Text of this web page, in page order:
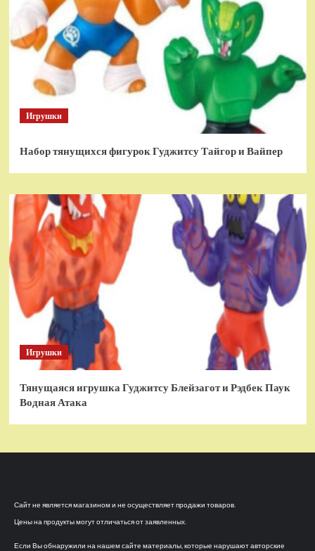
Игрушки
Набор тянущихся фигурок Гуджитсу Тайгор и Вайпер
Игрушки
Тянущаяся игрушка Гуджитсу Блейзагот и Рэдбек Паук
Водная Атака
Сайт не является магазином и не осуществляет продажи товаров.
Цены на продукты могут отличаться от заявленных.
Если Вы обнаружили на нашем сайте материалы, которые нарушают авторские